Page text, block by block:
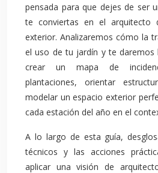
pensada para que dejes de ser
te conviertas en el
exterior. Analizaremos cómo la
el uso de tu jardín y te daremos
crear un mapa de
plantaciones, orientar
modelar un espacio exterior
cada estación del año en el
A lo largo de esta guía,
técnicos y las acciones
aplicar una visión de